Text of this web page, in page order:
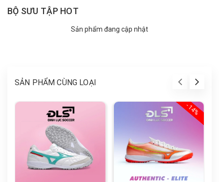
BỘ SƯU TẬP HOT
Sản phẩm đang cập nhật
SẢN PHẨM CÙNG LOẠI
- 14%